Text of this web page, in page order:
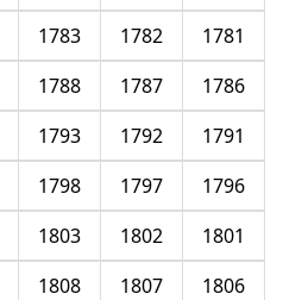
1781
1782
1783
1786
1787
1788
1791
1792
1793
1796
1797
1798
1801
1802
1803
1806
1807
1808